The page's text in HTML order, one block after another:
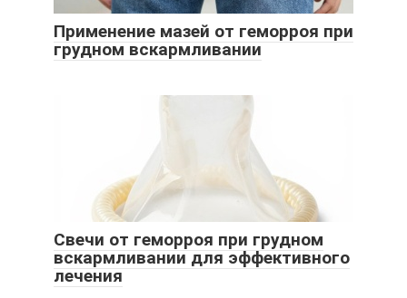
Применение мазей от геморроя при
грудном вскармливании
Свечи от геморроя при грудном
вскармливании для эффективного
лечения